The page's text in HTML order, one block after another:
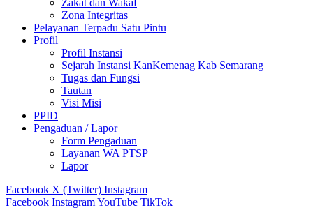
Zakat dan Wakaf
Zona Integritas
Pelayanan Terpadu Satu Pintu
Profil
Profil Instansi
Sejarah Instansi KanKemenag Kab Semarang
Tugas dan Fungsi
Tautan
Visi Misi
PPID
Pengaduan / Lapor
Form Pengaduan
Layanan WA PTSP
Lapor
Facebook X (Twitter) Instagram
Facebook InstagramYouTube TikTok